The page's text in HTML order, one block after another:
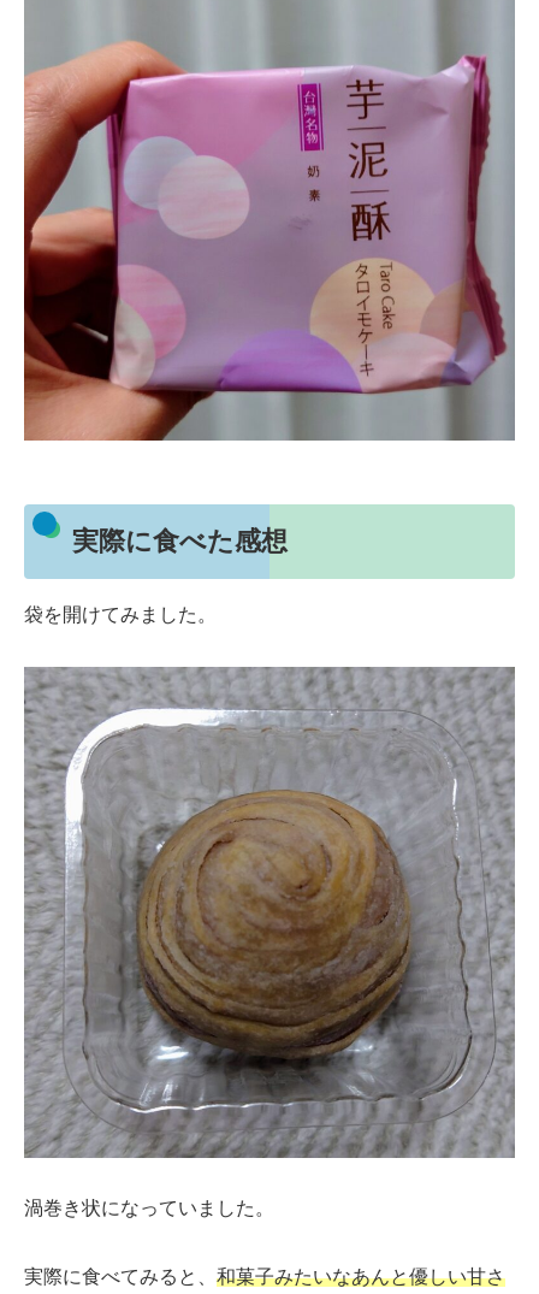
実際に食べた感想
袋を開けてみました。
渦巻き状になっていました。
実際に食べてみると、 和菓子みたいなあんと優しい甘さ